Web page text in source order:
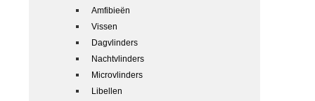
Amfibieën
Vissen
Dagvlinders
Nachtvlinders
Microvlinders
Libellen